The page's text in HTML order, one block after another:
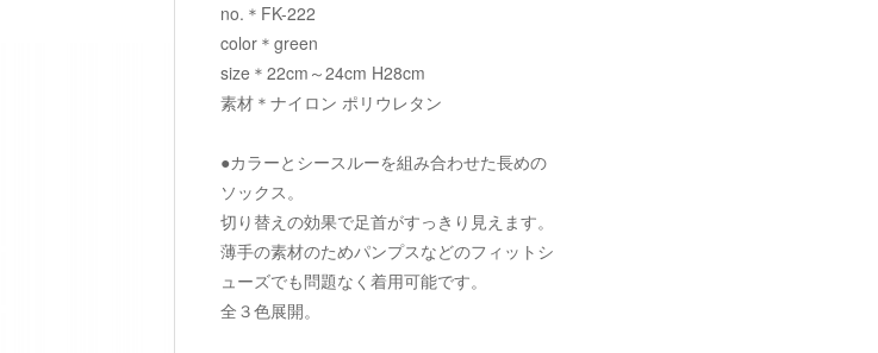
no.＊FK-222
color＊green
size＊22cm～24cm H28cm
素材＊ナイロン ポリウレタン
●カラーとシースルーを組み合わせた長めの
ソックス。
切り替えの効果で足首がすっきり見えます。
薄手の素材のためパンプスなどのフィットシ
ューズでも問題なく着用可能です。
全３色展開。